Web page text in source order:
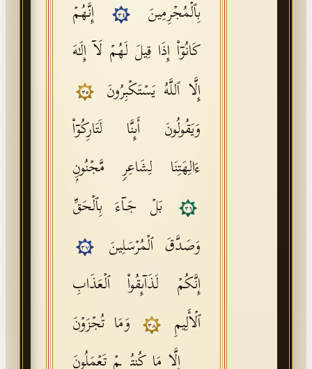
بِٱلۡمُجۡرِمِینَ
٣٤
إِنَّهُمۡ
كَانُوۤا۟ إِذَا قِیلَ لَهُمۡ لَاۤ إِلَـٰهَ
إِلَّا ٱللَّهُ یَسۡتَكۡبِرُونَ
٣٥
وَیَقُولُونَ أَىِٕنَّا لَتَارِكُوۤا۟
ءَالِهَتِنَا لِشَاعِرࣲ مَّجۡنُونِۭ
٣٦
بَلۡ جَاۤءَ بِٱلۡحَقِّ
وَصَدَّقَ ٱلۡمُرۡسَلِینَ
٣٧
إِنَّكُمۡ لَذَاۤىِٕقُوا۟ ٱلۡعَذَابِ
ٱلۡأَلِیمِ
٣٨
وَمَا تُجۡزَوۡنَ
إِلَّا مَا كُنتُمۡ تَعۡمَلُونَ